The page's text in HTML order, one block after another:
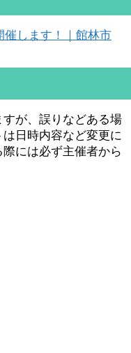
催します！｜館林市
すが、誤りなどある場
日時内容など変更に
には必ず主催者から